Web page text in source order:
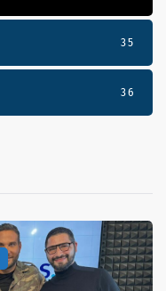
35
36